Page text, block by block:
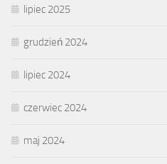
lipiec 2025
grudzień 2024
lipiec 2024
czerwiec 2024
maj 2024